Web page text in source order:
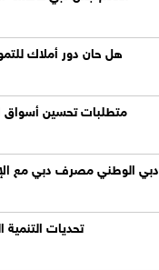
هل حان دور أملاك
متطلبات تحسين أسواق
الوطني مصرف دبي مع
تحديات التنمية